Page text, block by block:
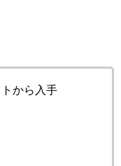
から入手